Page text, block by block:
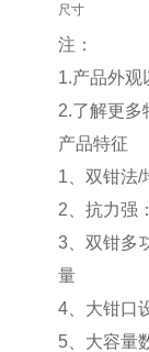
尺寸
注：
1.产品外观
2.了解更多
产品特征
1、双钳法/
2、抗力强
3、双钳多
量
4、大钳口
5、大容量